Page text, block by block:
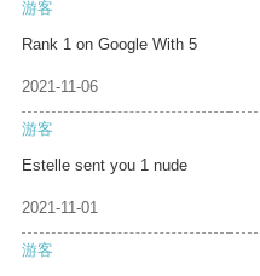
游客
Rank 1 on Google With 5
2021-11-06
游客
Estelle sent you 1 nude
2021-11-01
游客